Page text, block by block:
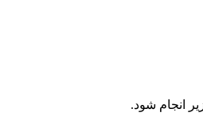
انجام شود.